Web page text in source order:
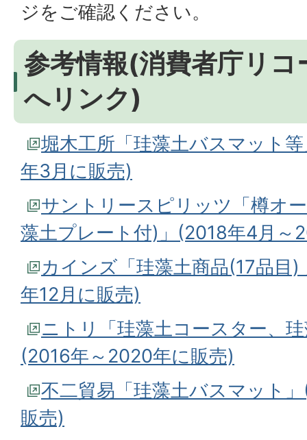
ジをご確認ください。
参考情報(消費者庁リ
へリンク)
堀木工所「珪藻土バスマット
年3月に販売)
サントリースピリッツ「樽オ
藻土プレート付)」(2018年4月～
カインズ「珪藻土商品(17品目
年12月に販売)
ニトリ「珪藻土コースター、
(2016年～2020年に販売)
不二貿易「珪藻土バスマット
販売)